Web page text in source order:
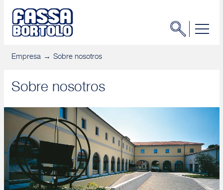
Empresa Sobre nosotros
Sobre nosotros